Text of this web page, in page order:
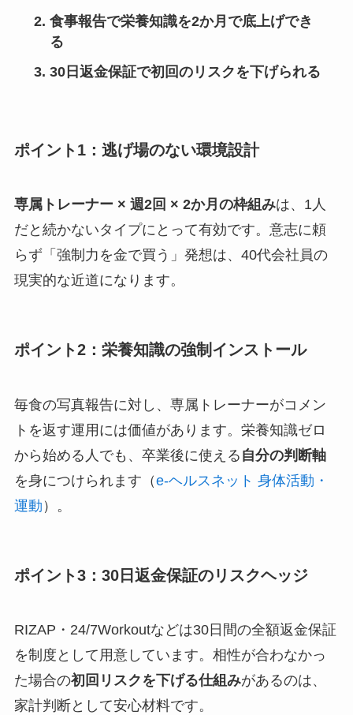
食事報告で栄養知識を2か月で底上げでき
る
30日返金保証で初回のリスクを下げられる
ポイント1：逃げ場のない環境設計
専属トレーナー × 週2回 × 2か月の枠組みは、1人
だと続かないタイプにとって有効です。意志に頼
らず「強制力を金で買う」発想は、40代会社員の
現実的な近道になります。
ポイント2：栄養知識の強制インストール
毎食の写真報告に対し、専属トレーナーがコメン
トを返す運用には価値があります。栄養知識ゼロ
から始める人でも、卒業後に使える 自分の判断軸
を身につけられます（e-ヘルスネット 身体活動・
運動 ）。
ポイント3：30日返金保証のリスクヘッジ
RIZAP・24/7Workoutなどは30日間の全額返金保証
を制度として用意しています。相性が合わなかっ
た場合の初回リスクを下げる仕組みがあるのは、
家計判断として安心材料です。